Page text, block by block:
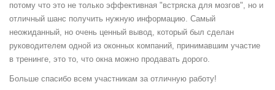
потому что это не только эффективная "встряска для мозгов", но и
отличный шанс получить нужную информацию. Самый
неожиданный, но очень ценный вывод, который был сделан
руководителем одной из оконных компаний, принимавшим участие
в тренинге, это то, что окна можно продавать дорого.
Больше спасибо всем участникам за отличную работу!